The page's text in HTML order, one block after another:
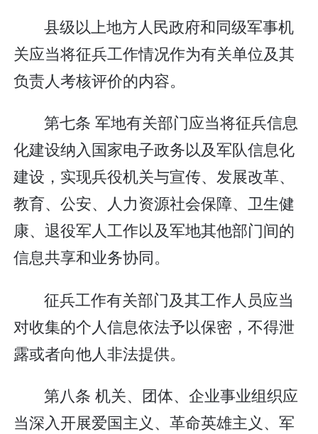
县级以上地方人民政府和同级军事机
关应当将征兵工作情况作为有关单位及其
负责人考核评价的内容。
第七条 军地有关部门应当将征兵信息
化建设纳入国家电子政务以及军队信息化
建设，实现兵役机关与宣传、发展改革、
教育、公安、人力资源社会保障、卫生健
康、退役军人工作以及军地其他部门间的
信息共享和业务协同。
征兵工作有关部门及其工作人员应当
对收集的个人信息依法予以保密，不得泄
露或者向他人非法提供。
第八条 机关、团体、企业事业组织应
当深入开展爱国主义、革命英雄主义、军